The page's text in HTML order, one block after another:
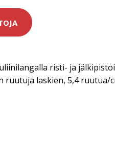
risti- ja
ruutuja laskien, 5,4 ruutua/